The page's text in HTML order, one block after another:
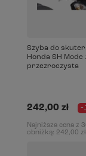
Szyba do
Honda SH Mode
przezroczysta
242,00 zł -
Najniższa cena z
obniżką: 242,00 zł